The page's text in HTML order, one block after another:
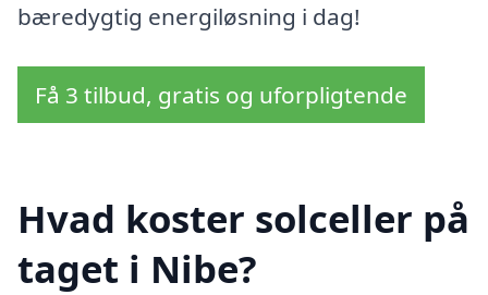
bæredygtig energiløsning i dag!
Få 3 tilbud, gratis og uforpligtende
Hvad koster solceller på
taget i Nibe?